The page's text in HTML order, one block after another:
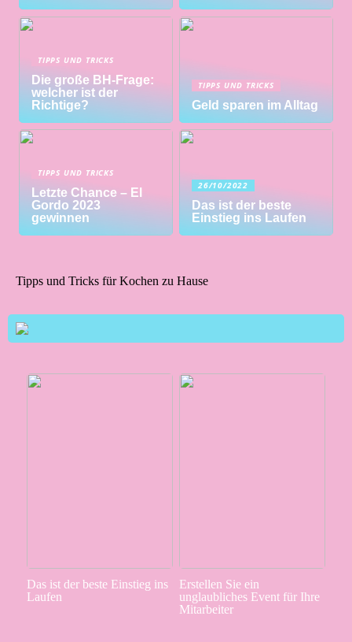
TIPPS UND TRICKS
Die große BH-Frage:
welcher ist der
Richtige?
TIPPS UND TRICKS
Geld sparen im Alltag
TIPPS UND TRICKS
Letzte Chance – El
Gordo 2023
gewinnen
26/10/2022
Das ist der beste
Einstieg ins Laufen
Tipps und Tricks für Kochen zu Hause
Das ist der beste Einstieg ins
Laufen
Erstellen Sie ein
unglaubliches Event für Ihre
Mitarbeiter